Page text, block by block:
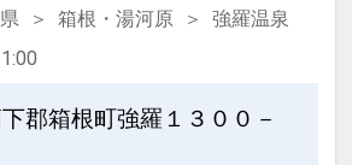
箱根・湯河原
強羅温泉
郡箱根町強羅１３００－